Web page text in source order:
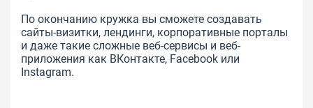
По окончанию кружка вы сможете создавать
сайты-визитки, лендинги, корпоративные порталы
и даже такие сложные веб-сервисы и веб-
приложения как ВКонтакте, Facebook или
Instagram.